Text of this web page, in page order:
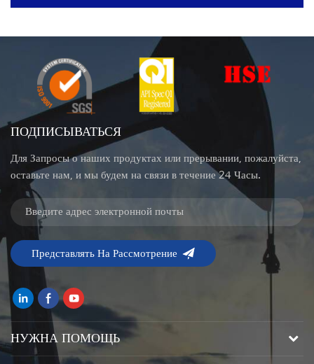
ПОДПИСЫВАТЬСЯ
Для Запросы о наших продуктах или прерывании, пожалуйста,
оставьте нам, и мы будем на связи в течение 24 Часы.
НУЖНА ПОМОЩЬ